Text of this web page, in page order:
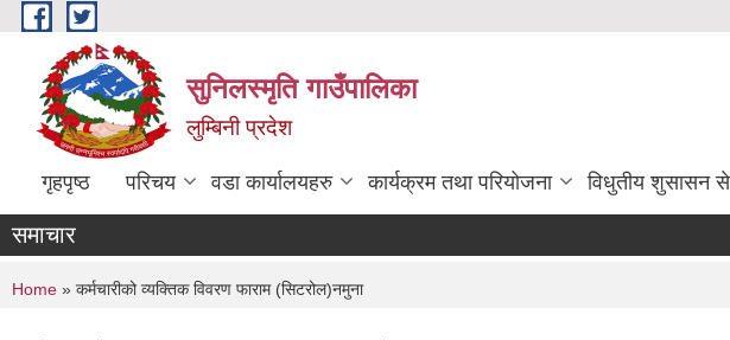
Skip to main content
सुनिलस्मृति गाउँपालिका
लुम्बिनी प्रदेश
गृहपृष्ठ परिचय वडा कार्यालयहरु कार्यक्रम तथा परियोजना विधुतीय शुसासन
समाचार
You are here
Home » कर्मचारीको व्यक्तिक विवरण फाराम (सिटरोल)नमुना